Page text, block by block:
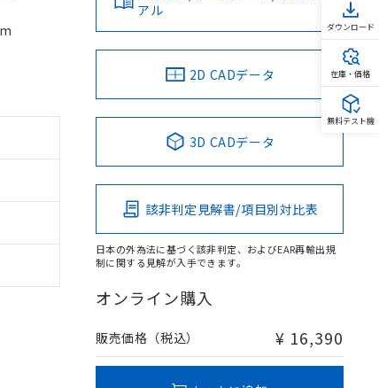
アル
2D CADデータ
3D CADデータ
該非判定見解書/項目別対比表
日本の外為法に基づく該非判定、およびEAR再輸出規
制に関する見解が入手できます。
オンライン購入
販売価格（税込） ¥ 16,390
ダウンロード
在庫・価格
無料テスト機